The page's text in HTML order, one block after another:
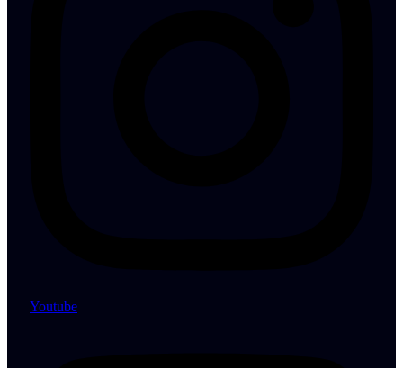
Youtube